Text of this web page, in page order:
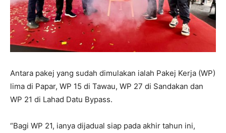
Antara pakej yang sudah dimulakan ialah Pakej Kerja (WP)
lima di Papar, WP 15 di Tawau, WP 27 di Sandakan dan
WP 21 di Lahad Datu Bypass.
“Bagi WP 21, ianya dijadual siap pada akhir tahun ini,